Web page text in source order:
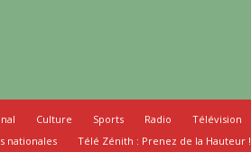
Culture Sports Radio
Télévision
nationales Télé Zénith : Prenez de la Hauteur !